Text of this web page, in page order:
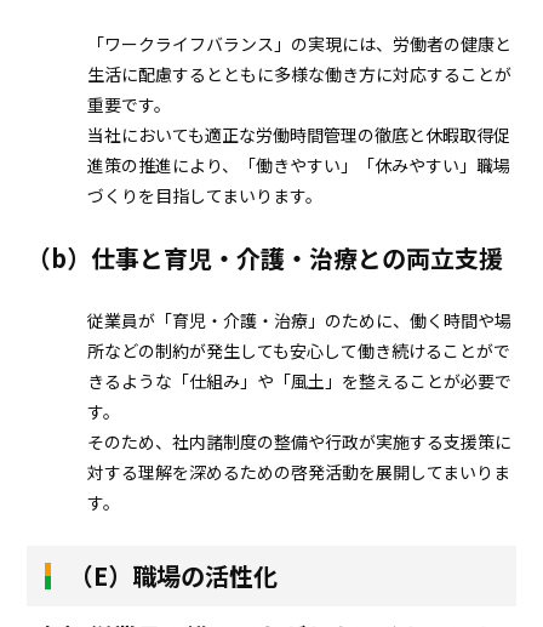
「ワークライフバランス」の実現には、労働者の健康と
生活に配慮するとともに多様な働き方に対応することが
重要です。
当社においても適正な労働時間管理の徹底と休暇取得促
進策の推進により、「働きやすい」「休みやすい」職場
づくりを目指してまいります。
（b）仕事と育児・介護・治療との両立支援
従業員が「育児・介護・治療」のために、働く時間や場
所などの制約が発生しても安心して働き続けることがで
きるような「仕組み」や「風土」を整えることが必要で
す。
そのため、社内諸制度の整備や行政が実施する支援策に
対する理解を深めるための啓発活動を展開してまいりま
す。
（E）職場の活性化